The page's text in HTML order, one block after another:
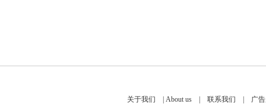
关于我们 | About us| 联系我们 |
广